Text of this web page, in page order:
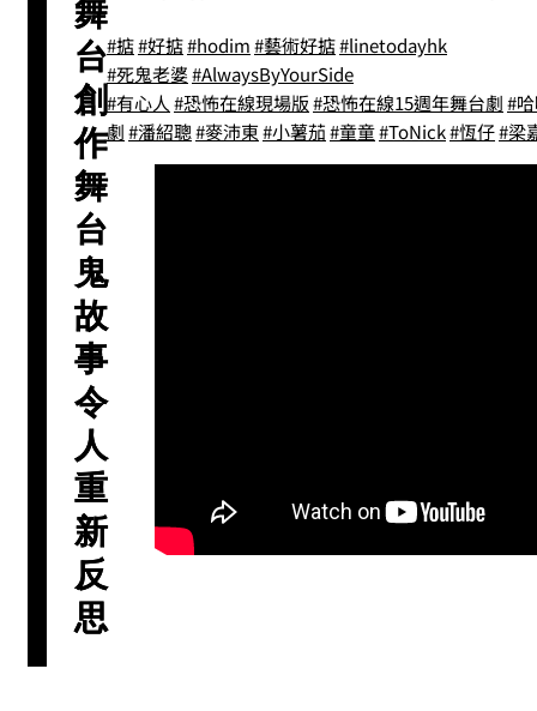
舞
台
創
作
舞
台
鬼
故
事
令
人
重
新
反
思
#掂#好掂#hodim#藝術好掂#linetodayhk
#死鬼老婆#AlwaysByYourSide
#有心人 #恐怖在線現場版#恐怖在線15週年舞台劇#
劇#潘紹聰#麥沛東#小薯茄#童童#ToNick#恆仔#梁